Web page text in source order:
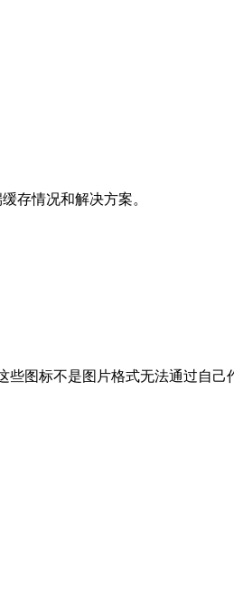
存情况和解决方案。
图标不是图片格式无法通过自